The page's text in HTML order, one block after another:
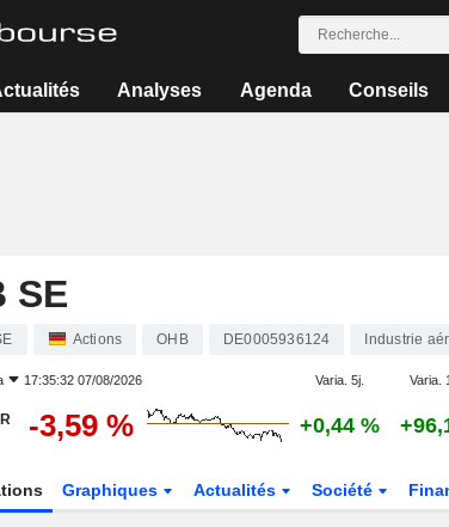
Analyses Agenda Conseils
SE
Actions OHB DE0005936124 Industrie
17:35:32 07/08/2026 Varia. 5j. Varia.
-3,59 % +0,44 %
Graphiques Actualités Société